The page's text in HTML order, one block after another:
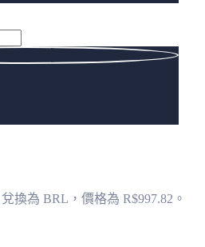
換為 BRL，價格為 R$997.82。